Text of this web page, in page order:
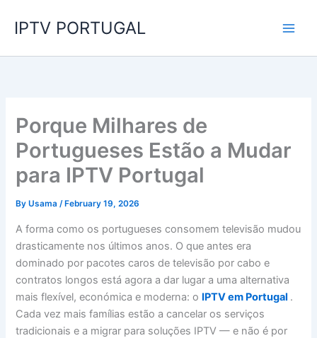
IPTV PORTUGAL
Porque Milhares de
Portugueses Estão a Mudar
para IPTV Portugal
ByUsama/ February 19, 2026
A forma como os portugueses consomem televisão mudou
drasticamente nos últimos anos. O que antes era
dominado por pacotes caros de televisão por cabo e
contratos longos está agora a dar lugar a uma alternativa
mais flexível, económica e moderna: o IPTV em Portugal .
Cada vez mais famílias estão a cancelar os serviços
tradicionais e a migrar para soluções IPTV — e não é por